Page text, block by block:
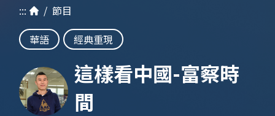
::: / 節目
華語
經典重現
這樣看中國-富察時
間